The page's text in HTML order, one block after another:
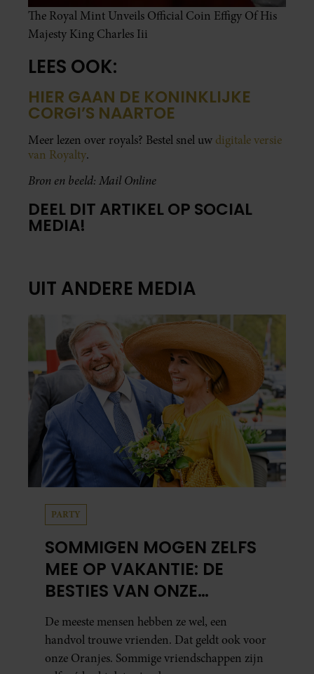
The Royal Mint Unveils Official Coin Effigy Of His
Majesty King Charles Iii
LEES OOK:
HIER GAAN DE KONINKLIJKE
CORGI’S NAARTOE
Meer lezen over royals? Bestel snel uw digitale versie
van Royalty.
Bron en beeld: Mail Online
DEEL DIT ARTIKEL OP SOCIAL
MEDIA!
UIT ANDERE MEDIA
PARTY
SOMMIGEN MOGEN ZELFS
MEE OP VAKANTIE: DE
BESTIES VAN ONZE
ORANJES
De meeste mensen hebben ze wel, een
handvol trouwe vrienden. Dat geldt ook voor
onze Oranjes. Sommige vriendschappen zijn